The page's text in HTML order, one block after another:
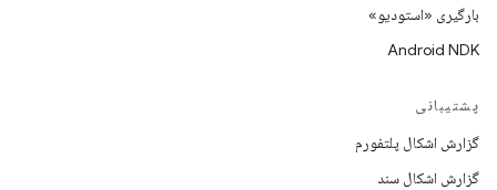
بارگیری «استودیو»
Android NDK
پشتیبانی
گزارش اشکال پلتفورم
گزارش اشکال سند